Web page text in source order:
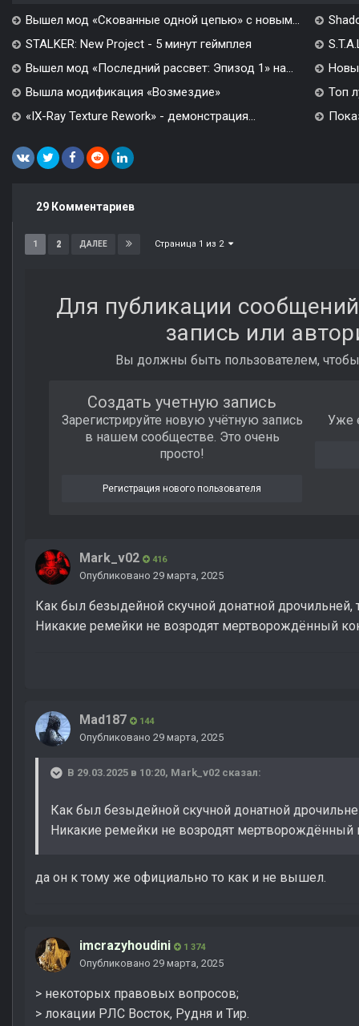
Вышел мод «Скованные одной цепью» с новым...
STALKER: New Project - 5 минут геймплея
Вышел мод «Последний рассвет: Эпизод 1» на...
Вышла модификация «Возмездие»
Топ
«IX-Ray Texture Rework» - демонстрация...
29 Комментариев
1 2 ДАЛЕЕ Страница 1 из 2
Для публикации
запись или
Вы должны быть пользователем,
Создать учетную запись
Зарегистрируйте новую учётную запись
в нашем сообществе. Это очень
просто!
Регистрация нового пользователя
Уже
Mark_v02 416
Опубликовано 29 марта, 2025
Как был безыдейной скучной донатной дрочильней,
Никакие ремейки не возродят мертворождённый
Mad187 144
Опубликовано 29 марта, 2025
В 29.03.2025 в 10:20, Mark_v02 сказал:
Как был безыдейной скучной донатной
Никакие ремейки не возродят мертворождённый
да он к тому же официально то как и не вышел.
imcrazyhoudini 1 374
Опубликовано 29 марта, 2025
> некоторых правовых вопросов;
> локации РЛС Восток, Рудня и Тир.